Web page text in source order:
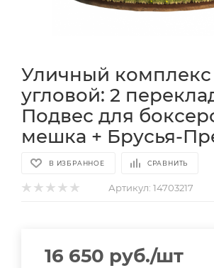
Уличный комплекс
угловой: 2
Подвес для
мешка + Брусья-
В ИЗБРАННОЕ СРАВНИТЬ
Артикул: 14703217
16 650 руб./шт